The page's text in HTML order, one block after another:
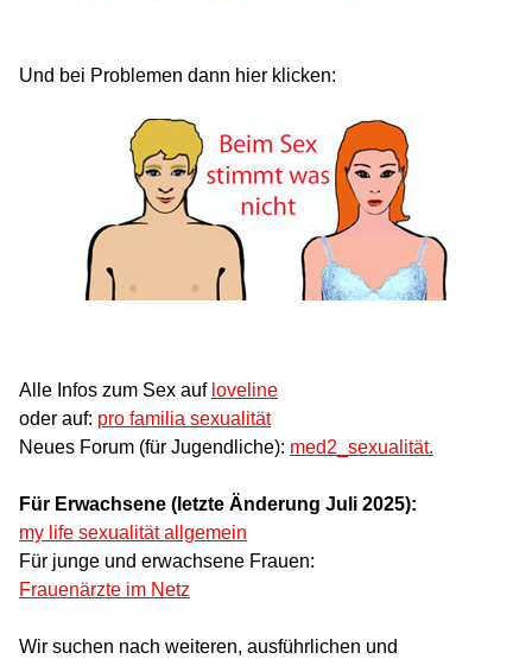
Und bei Problemen dann hier klicken:
Alle Infos zum Sex auf loveline
oder auf: pro familia sexualität
Neues Forum (für Jugendliche): med2_sexualität.
Für Erwachsene (letzte Änderung Juli 2025):
my life sexualität allgemein
Für junge und erwachsene Frauen:
Frauenärzte im Netz
Wir suchen nach weiteren, ausführlichen und